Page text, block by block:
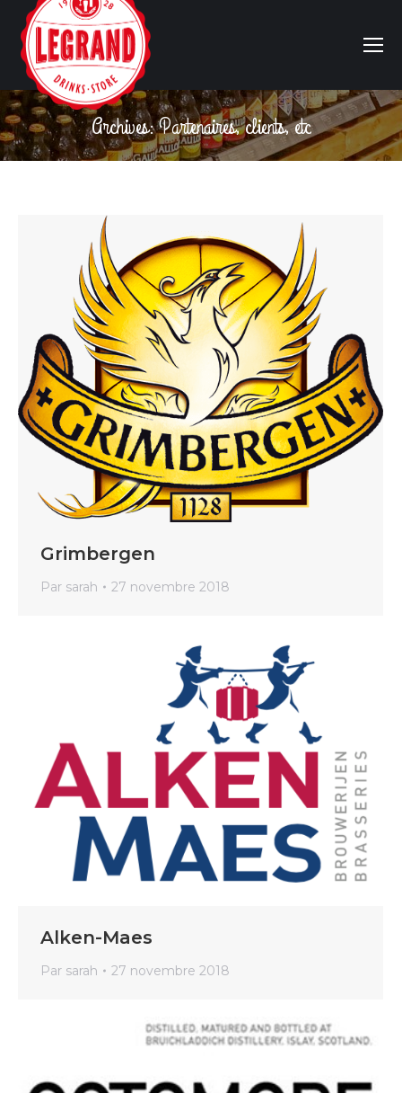
Archives:Partenaires, clients, etc
Vous êtes ici :
Grimbergen
Par sarah 27 novembre 2018
Alken-Maes
Par sarah 27 novembre 2018